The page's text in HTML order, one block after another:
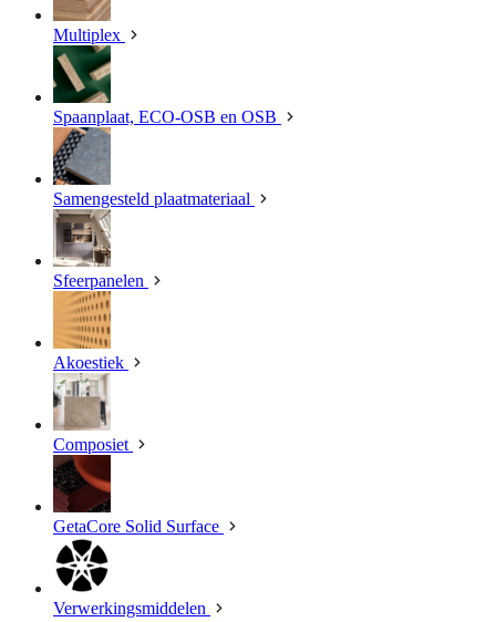
Multiplex
Spaanplaat, ECO-OSB en OSB
Samengesteld plaatmateriaal
Sfeerpanelen
Akoestiek
Composiet
GetaCore Solid Surface
Verwerkingsmiddelen